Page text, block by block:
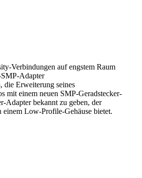
Verbindungen auf engstem Raum
Adapter
die Erweiterung seines
mit einem neuen SMP-Geradstecker-
Adapter bekannt zu geben, der
Low-Profile-Gehäuse bietet.